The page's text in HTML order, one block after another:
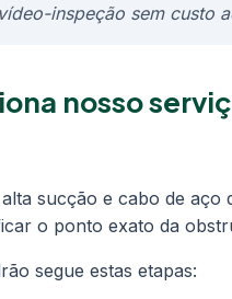
inspeção sem custo
nosso
sucção e cabo de aço
o ponto exato da
segue estas etapas: